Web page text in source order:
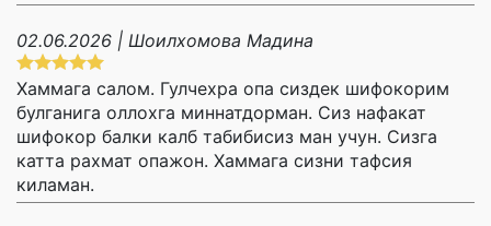
02.06.2026 | Шоилхомова Мадина
Хаммага салом. Гулчехра опа сиздек шифокорим
булганига оллохга миннатдорман. Сиз нафакат
шифокор балки калб табибисиз ман учун. Сизга
катта рахмат опажон. Хаммага сизни тафсия
киламан.